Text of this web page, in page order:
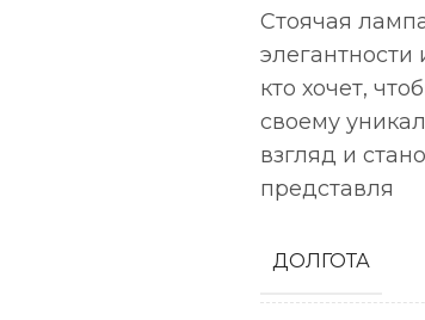
Стоячая
кто хочет,
своему
взгляд и
представля
ДОЛГОТА